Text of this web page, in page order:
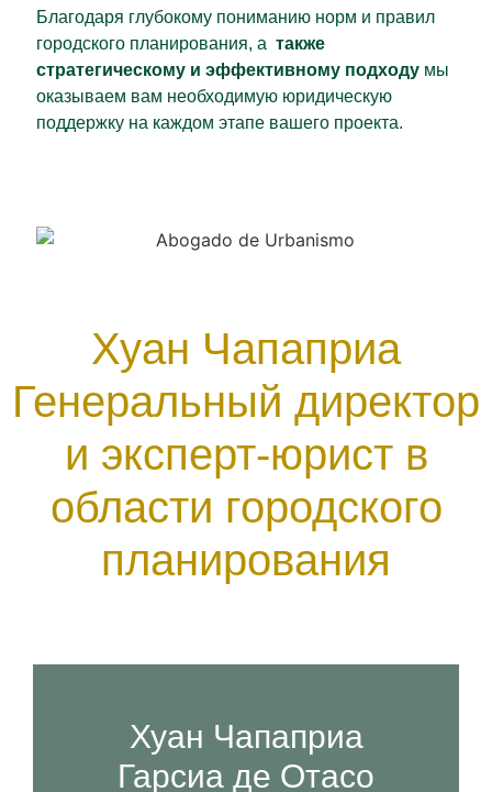
Благодаря глубокому пониманию норм и правил
городского планирования, а также
стратегическому и эффективному подходу мы
оказываем вам необходимую юридическую
поддержку на каждом этапе вашего проекта.
Хуан Чапаприа
Генеральный директор
и эксперт-юрист в
области городского
планирования
Хуан Чапаприа
Гарсиа де Отасо